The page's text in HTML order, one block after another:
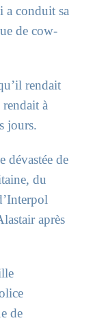
a conduit sa
de cow-
rendait
à
jours.
dévastée de
du
après
de